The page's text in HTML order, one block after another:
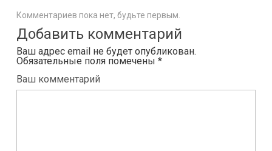
Комментариев пока нет, будьте первым.
Добавить комментарий
Ваш адрес email не будет опубликован.
Обязательные поля помечены *
Ваш комментарий